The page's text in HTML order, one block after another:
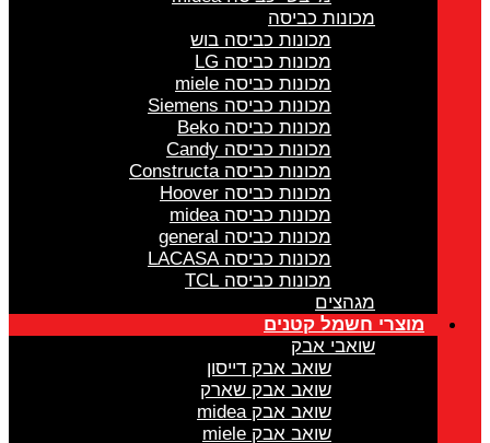
מכונות כביסה
מכונות כביסה בוש
מכונות כביסה LG
מכונות כביסה miele
מכונות כביסה Siemens
מכונות כביסה Beko
מכונות כביסה Candy
מכונות כביסה Constructa
מכונות כביסה Hoover
מכונות כביסה midea
מכונות כביסה general
מכונות כביסה LACASA
מכונות כביסה TCL
מגהצים
מוצרי חשמל קטנים
שואבי אבק
שואב אבק דייסון
שואב אבק שארק
שואב אבק midea
שואב אבק miele